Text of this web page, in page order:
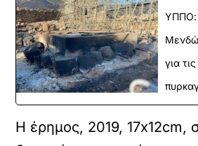
ΥΠΠΟ:
για
Η έρημος, 2019, 17x12cm,